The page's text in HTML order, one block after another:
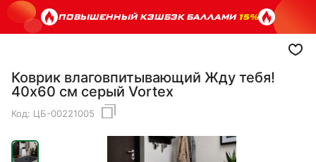
ПОВЫШЕННЫЙ КЭШБЭК БАЛЛАМИ15%
Коврик влаговпитывающий Жду тебя!
40х60 см серый Vortex
Код: ЦБ-00221005